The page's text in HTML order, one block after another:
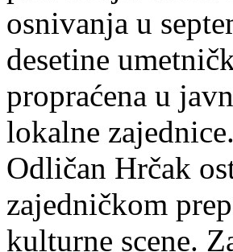
osnivanja u
desetine
propraćena u
lokalne
Odličan Hrčak
zajedničkom
kulturne scene.